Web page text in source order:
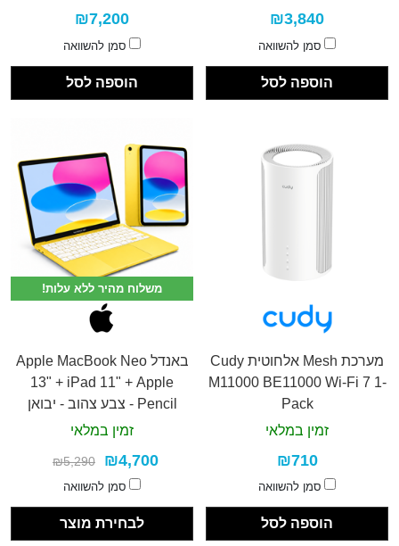
₪3,840
סמן להשוואה
הוספה לסל
₪7,200
סמן להשוואה
הוספה לסל
מערכת Mesh אלחוטית Cudy
M11000 BE11000 Wi-Fi 7 1-
Pack
זמין במלאי
₪710
סמן להשוואה
הוספה לסל
משלוח מהיר ללא עלות!
באנדל Apple MacBook Neo
13" + iPad 11" + Apple
Pencil - צבע צהוב - יבואן
רשמי
זמין במלאי
₪5,290 ₪4,700
סמן להשוואה
לבחירת מוצר